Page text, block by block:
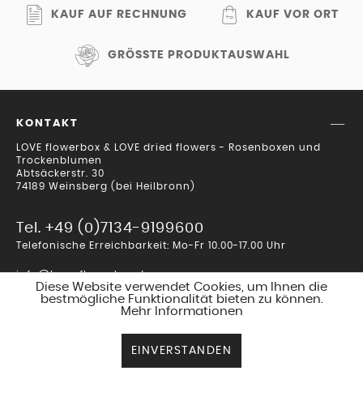
KAUF AUF RECHNUNG KAUF VOR ORT
GRÖSSTE PRODUKTAUSWAHL
KONTAKT
LOVE flowerbox & LOVE dried flowers - Rosenboxen und
Trockenblumen
Abtsäckerstr. 30
74189 Weinsberg (bei Heilbronn)
Tel. +49 (0)7134-9199600
Telefonische Erreichbarkeit: Mo-Fr 10.00-17.00 Uhr
info@love-flowerbox.de
KONTAKTFORMULAR
Diese Website verwendet Cookies, um Ihnen die
bestmögliche Funktionalität bieten zu können.
Mehr Informationen
EINVERSTANDEN